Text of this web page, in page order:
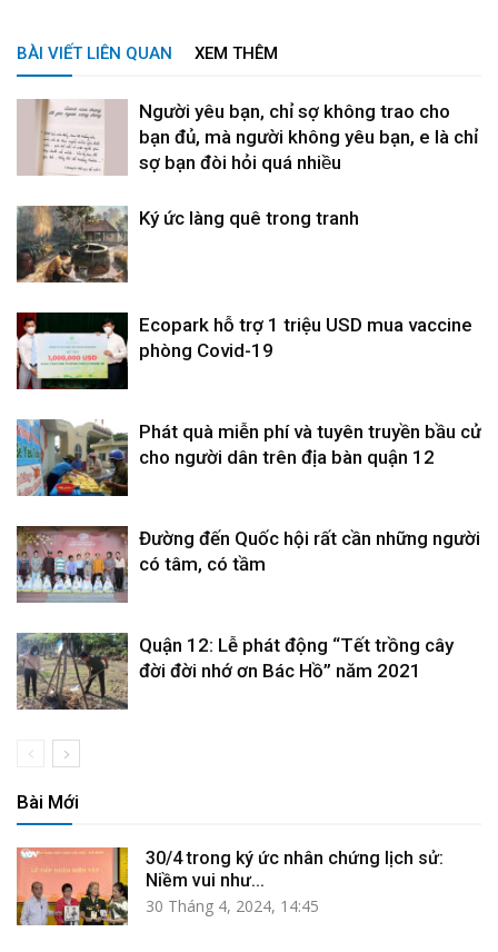
BÀI VIẾT LIÊN QUAN XEM THÊM
Người yêu bạn, chỉ sợ không trao cho
bạn đủ, mà người không yêu bạn, e là chỉ
sợ bạn đòi hỏi quá nhiều
Ký ức làng quê trong tranh
Ecopark hỗ trợ 1 triệu USD mua vaccine
phòng Covid-19
Phát quà miễn phí và tuyên truyền bầu cử
cho người dân trên địa bàn quận 12
Đường đến Quốc hội rất cần những người
có tâm, có tầm
Quận 12: Lễ phát động “Tết trồng cây
đời đời nhớ ơn Bác Hồ” năm 2021
Bài Mới
30/4 trong ký ức nhân chứng lịch sử:
Niềm vui như...
30 Tháng 4, 2024, 14:45